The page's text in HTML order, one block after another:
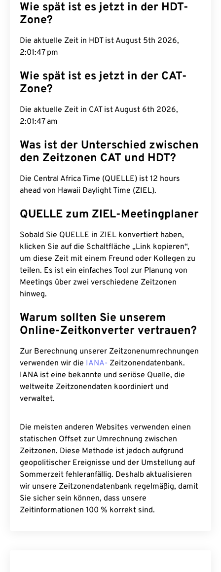
Wie spät ist es jetzt in der HDT-
Zone?
Die aktuelle Zeit in HDT ist August 5th 2026,
2:01:48 pm
Wie spät ist es jetzt in der CAT-
Zone?
Die aktuelle Zeit in CAT ist August 6th 2026,
2:01:48 am
Was ist der Unterschied zwischen
den Zeitzonen CAT und HDT?
Die Central Africa Time (QUELLE) ist 12 hours
ahead von Hawaii Daylight Time (ZIEL).
QUELLE zum ZIEL-Meetingplaner
Sobald Sie QUELLE in ZIEL konvertiert haben,
klicken Sie auf die Schaltfläche „Link kopieren“,
um diese Zeit mit einem Freund oder Kollegen zu
teilen. Es ist ein einfaches Tool zur Planung von
Meetings über zwei verschiedene Zeitzonen
hinweg.
Warum sollten Sie unserem
Online-Zeitkonverter vertrauen?
Zur Berechnung unserer Zeitzonenumrechnungen
verwenden wir die IANA- Zeitzonendatenbank.
IANA ist eine bekannte und seriöse Quelle, die
weltweite Zeitzonendaten koordiniert und
verwaltet.
Die meisten anderen Websites verwenden einen
statischen Offset zur Umrechnung zwischen
Zeitzonen. Diese Methode ist jedoch aufgrund
geopolitischer Ereignisse und der Umstellung auf
Sommerzeit fehleranfällig. Deshalb aktualisieren
wir unsere Zeitzonendatenbank regelmäßig, damit
Sie sicher sein können, dass unsere
Zeitinformationen 100 % korrekt sind.